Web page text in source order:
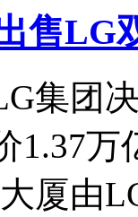
售LG
集团
1.37万
厦由